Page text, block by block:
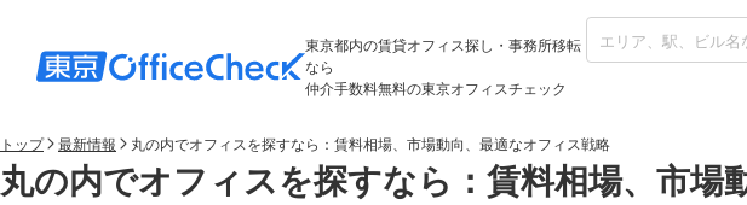
東京都内の賃貸オフィス探し・事務所移転
なら
仲介手数料無料の東京オフィスチェック
トップ 最新情報 丸の内でオフィスを探すなら：賃料相場、市場動向、最適なオフィス戦略
丸の内でオフィスを探すなら：賃料相場、市場